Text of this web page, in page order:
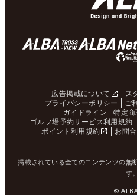
広告掲載について ス
プライバシーポリシー
ご
ガイドライン
特定
ゴルフ場予約サービス利用規約
ポイント利用規約
お問
掲載されている全てのコンテンツの無
す。
©